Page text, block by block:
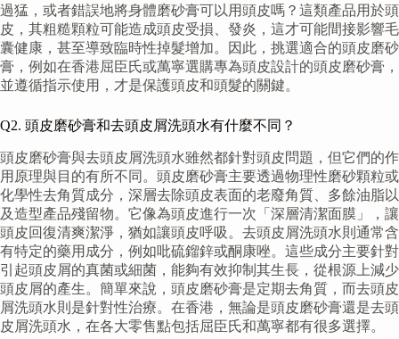
過猛，或者錯誤地將身體磨砂膏可以用頭皮嗎？這類產品用於頭
皮，其粗糙顆粒可能造成頭皮受損、發炎，這才可能間接影響毛
囊健康，甚至導致臨時性掉髮增加。因此，挑選適合的頭皮磨砂
膏，例如在香港屈臣氏或萬寧選購專為頭皮設計的頭皮磨砂膏，
並遵循指示使用，才是保護頭皮和頭髮的關鍵。
Q2. 頭皮磨砂膏和去頭皮屑洗頭水有什麼不同？
頭皮磨砂膏與去頭皮屑洗頭水雖然都針對頭皮問題，但它們的作
用原理與目的有所不同。頭皮磨砂膏主要透過物理性磨砂顆粒或
化學性去角質成分，深層去除頭皮表面的老廢角質、多餘油脂以
及造型產品殘留物。它像為頭皮進行一次「深層清潔面膜」，讓
頭皮回復清爽潔淨，猶如讓頭皮呼吸。去頭皮屑洗頭水則通常含
有特定的藥用成分，例如吡硫鎦鋅或酮康唑。這些成分主要針對
引起頭皮屑的真菌或細菌，能夠有效抑制其生長，從根源上減少
頭皮屑的產生。簡單來說，頭皮磨砂膏是定期去角質，而去頭皮
屑洗頭水則是針對性治療。在香港，無論是頭皮磨砂膏還是去頭
皮屑洗頭水，在各大零售點包括屈臣氏和萬寧都有很多選擇。